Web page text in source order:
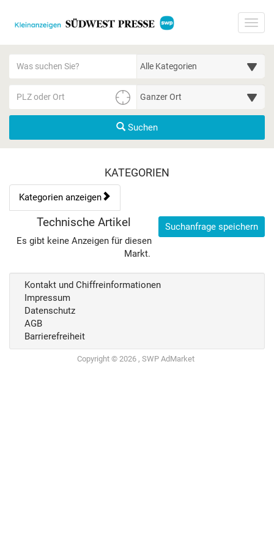
Suchen
Kategorien & Anzeigen
KATEGORIEN
Kategorien anzeigen
Bedienhinweis: Navigieren Sie mit Tab (Shift+Tab zurück).
Rubrik:
Technische Artikel
Suchanfrage speichern
Es gibt keine Anzeigen für diesen
Markt.
Kontakt und Chiffreinformationen
Impressum
Datenschutz
AGB
Barrierefreiheit
Copyright © 2026 , SWP AdMarket